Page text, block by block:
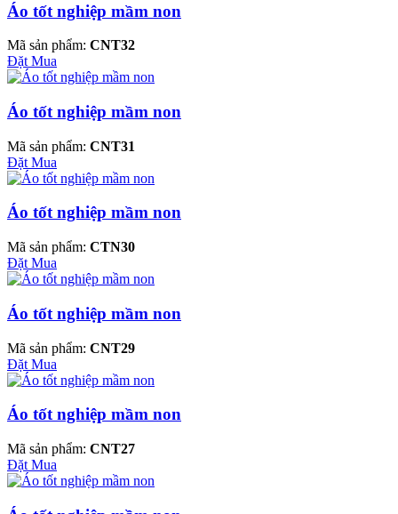
Áo tốt nghiệp mầm non
Mã sản phẩm: CNT32
Đặt Mua
Áo tốt nghiệp mầm non
Mã sản phẩm: CNT31
Đặt Mua
Áo tốt nghiệp mầm non
Mã sản phẩm: CTN30
Đặt Mua
Áo tốt nghiệp mầm non
Mã sản phẩm: CNT29
Đặt Mua
Áo tốt nghiệp mầm non
Mã sản phẩm: CNT27
Đặt Mua